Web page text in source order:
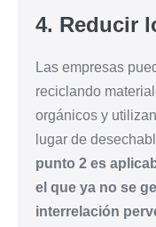
4. Reducir
Las empresas
reciclando
orgánicos y
lugar de
punto 2 es
el que ya no se
interrelación